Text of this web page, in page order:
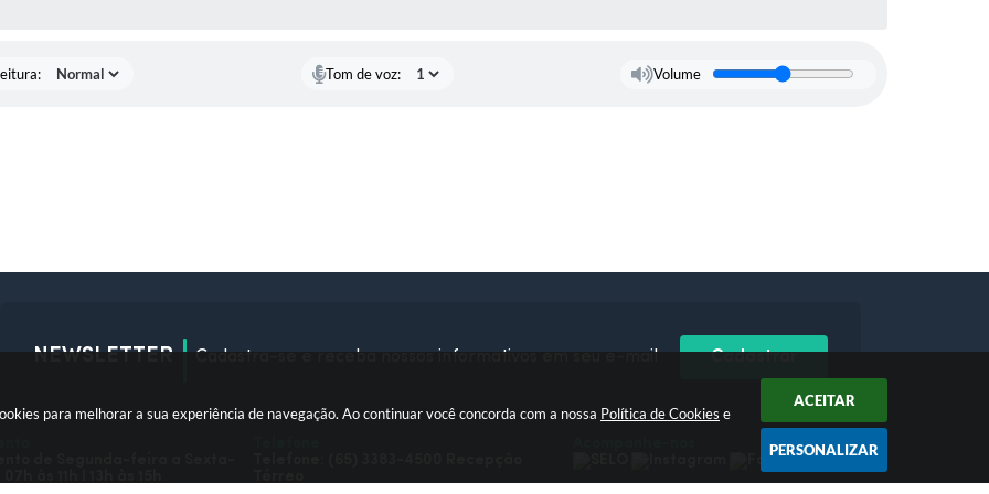
para melhorar a sua experiência de navegação. Ao continuar você concorda com a nossa Política de Cookies e
ACEITAR
PERSONALIZAR
Tom de voz: Volume
NEWSLETTER Cadastra-se e receba nossos informativos em seu e-mail Cadastrar